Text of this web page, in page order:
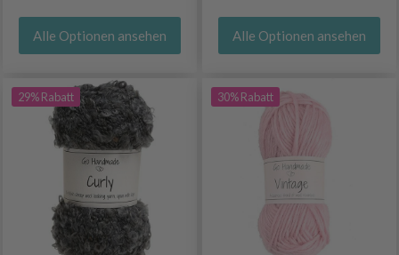
Alle Optionen ansehen Alle Optionen ansehen
29% Rabatt 30% Rabatt